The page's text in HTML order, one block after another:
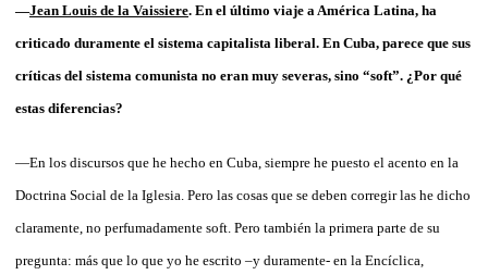
—Jean Louis de la Vaissiere. En el último viaje a América Latina, ha
criticado duramente el sistema capitalista liberal. En Cuba, parece que sus
críticas del sistema comunista no eran muy severas, sino “soft”. ¿Por qué
estas diferencias?
—En los discursos que he hecho en Cuba, siempre he puesto el acento en la
Doctrina Social de la Iglesia. Pero las cosas que se deben corregir las he dicho
claramente, no perfumadamente soft. Pero también la primera parte de su
pregunta: más que lo que yo he escrito –y duramente- en la Encíclica,